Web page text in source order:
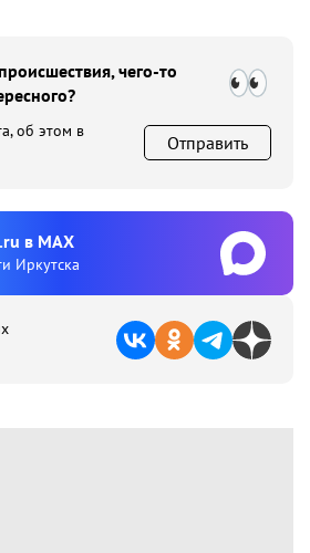
чего-то
об этом в
Отправить
в MAX
Иркутска